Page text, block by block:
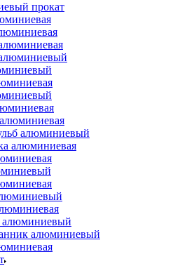
прокат
алюминиевый
алюминиевая
алюминиевый